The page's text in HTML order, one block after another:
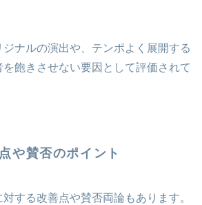
ナルの演出や、テンポよく展開する
飽きさせない要因として評価されて
や賛否のポイント
する改善点や賛否両論もあります。